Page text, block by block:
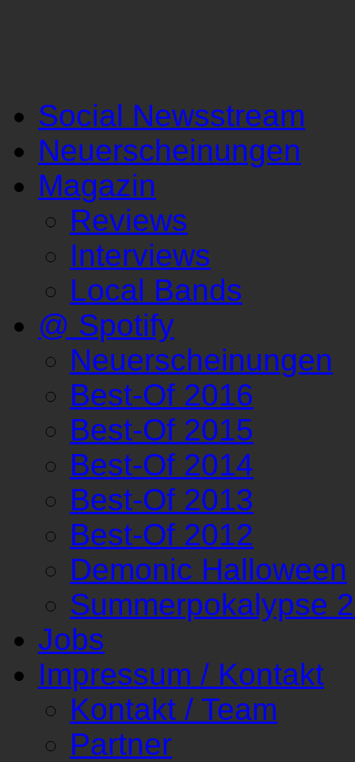
Social Newsstream
Neuerscheinungen
Magazin
Reviews
Interviews
Local Bands
@ Spotify
Neuerscheinungen
Best-Of 2016
Best-Of 2015
Best-Of 2014
Best-Of 2013
Best-Of 2012
Demonic Halloween
Summerpokalypse
Jobs
Impressum / Kontakt
Kontakt / Team
Partner